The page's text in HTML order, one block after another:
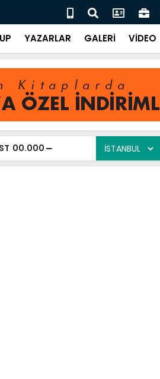
Yaşadığım Genç Yıllarım / Saim Kaya
YAZARLAR GALERİ VİDEO
00.000